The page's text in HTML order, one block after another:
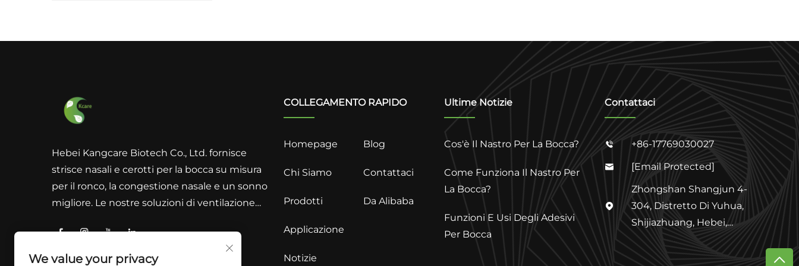
Hebei Kangcare Biotech Co., Ltd. fornisce
strisce nasali e cerotti per la bocca su misura
per il ronco, la congestione nasale e un sonno
migliore. Le nostre soluzioni di ventilazione
migliorare il respiro con materiali di alta qualità
e supporto alla conformità globale.
COLLEGAMENTO RAPIDO
Homepage
Chi Siamo
Prodotti
Applicazione
Notizie
Blog
Contattaci
Da Alibaba
Ultime Notizie
Cos'è Il Nastro Per La Bocca?
Come Funziona Il Nastro Per
La Bocca?
Funzioni E Usi Degli Adesivi
Per Bocca
Contattaci
 +86-17769030027
 [email Protected]

Zhongshan Shangjun 4-
304, Distretto Di Yuhua,
Shijiazhuang, Hebei,
We value your privacy